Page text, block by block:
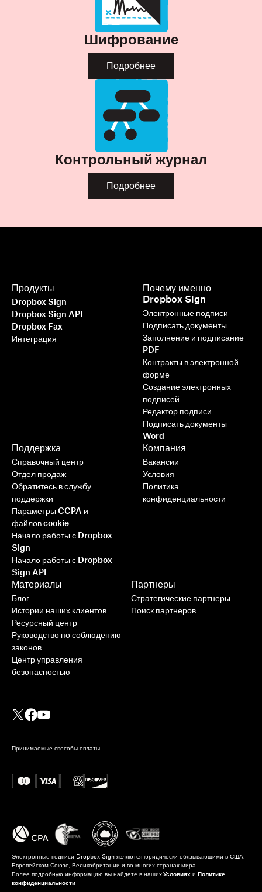
Шифрование
Подробнее
Контрольный журнал
Подробнее
Продукты
Dropbox Sign
Dropbox Sign API
Dropbox Fax
Интеграция
Почему именно
Dropbox Sign
Электронные подписи
Подписать документы
Заполнение и подписание
PDF
Контракты в электронной
форме
Создание электронных
подписей
Редактор подписи
Подписать документы
Word
Поддержка
Справочный центр
Отдел продаж
Обратитесь в службу
поддержки
Параметры CCPA и
файлов cookie
Начало работы с Dropbox
Sign
Начало работы с Dropbox
Sign API
Материалы
Блог
Истории наших клиентов
Ресурсный центр
Руководство по соблюдению
законов
Центр управления
безопасностью
Партнеры
Стратегические партнеры
Поиск партнеров
Компания
Вакансии
Условия
Политика
конфиденциальности
Принимаемые способы оплаты
Электронные подписи Dropbox Sign являются юридически обязывающими в США,
Европейском Союзе, Великобритании и во многих странах мира.
Более подробную информацию вы найдете в наших Условиях и Политике
конфиденциальности